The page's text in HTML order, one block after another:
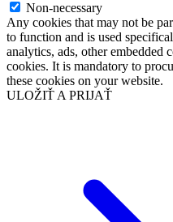
Non-necessary
Any cookies that may not be
to function and is used
analytics, ads, other embedded
cookies. It is mandatory to
these cookies on your website.
ULOŽIŤ A PRIJAŤ